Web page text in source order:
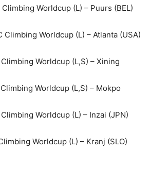
Worldcup (L) – Puurs (BEL)
Climbing Worldcup (L) – Atlanta (USA)
Worldcup (L,S) – Xining
Worldcup (L,S) – Mokpo
Worldcup (L) – Inzai (JPN)
Worldcup (L) – Kranj (SLO)